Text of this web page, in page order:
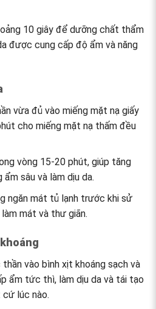
10 giây để dưỡng chất thẩm
được cung cấp độ ẩm và năng
vừa đủ vào miếng mặt nạ giấy
cho miếng mặt nạ thấm đều
vòng 15-20 phút, giúp tăng
sâu và làm dịu da.
ngăn mát tủ lạnh trước khi sử
mát và thư giãn.
vào bình xịt khoáng sạch và
ẩm tức thì, làm dịu da và tái tạo
lúc nào.